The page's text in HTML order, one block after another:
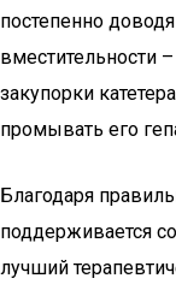
постепенно
вместительности
закупорки
промывать его
Благодаря
поддерживается
лучший